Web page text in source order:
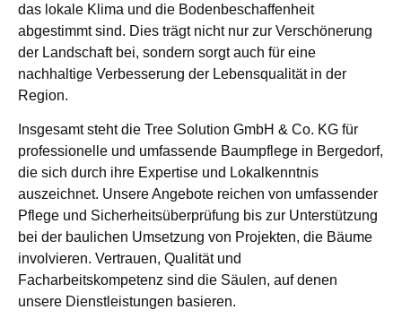
das lokale Klima und die Bodenbeschaffenheit
abgestimmt sind. Dies trägt nicht nur zur Verschönerung
der Landschaft bei, sondern sorgt auch für eine
nachhaltige Verbesserung der Lebensqualität in der
Region.
Insgesamt steht die Tree Solution GmbH & Co. KG für
professionelle und umfassende Baumpflege in Bergedorf,
die sich durch ihre Expertise und Lokalkenntnis
auszeichnet. Unsere Angebote reichen von umfassender
Pflege und Sicherheitsüberprüfung bis zur Unterstützung
bei der baulichen Umsetzung von Projekten, die Bäume
involvieren. Vertrauen, Qualität und
Facharbeitskompetenz sind die Säulen, auf denen
unsere Dienstleistungen basieren.